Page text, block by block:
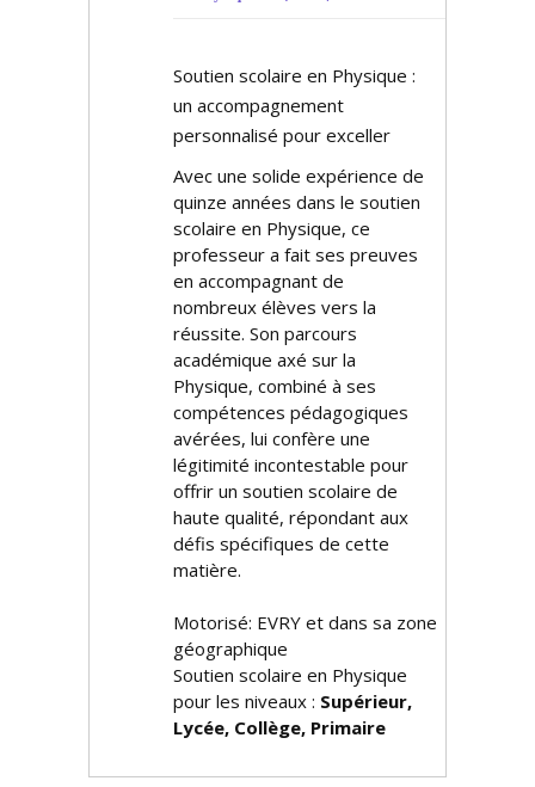
Soutien scolaire en Physique :
un accompagnement
personnalisé pour exceller
Avec une solide expérience de
quinze années dans le soutien
scolaire en Physique, ce
professeur a fait ses preuves
en accompagnant de
nombreux élèves vers la
réussite. Son parcours
académique axé sur la
Physique, combiné à ses
compétences pédagogiques
avérées, lui confère une
légitimité incontestable pour
offrir un soutien scolaire de
haute qualité, répondant aux
défis spécifiques de cette
matière.
Motorisé: EVRY et dans sa zone
géographique
Soutien scolaire en Physique
pour les niveaux : Supérieur,
Lycée, Collège, Primaire